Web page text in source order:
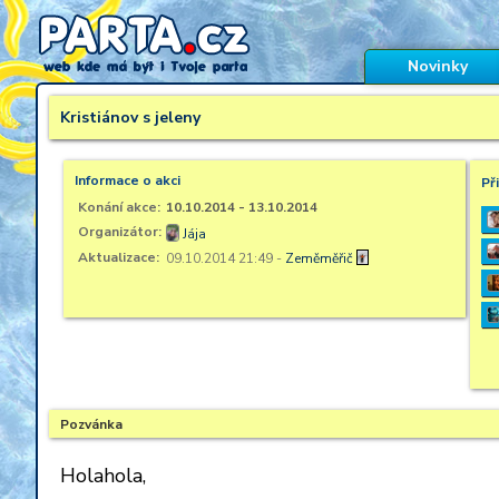
Novinky
Kristiánov s jeleny
Informace o akci
Konání akce: 10.10.2014 - 13.10.2014
Organizátor:
Jája
Aktualizace: 09.10.2014 21:49 - Zeměměřič
Pozvánka
Holahola,